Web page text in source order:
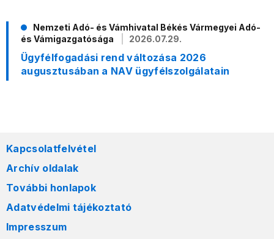
Nemzeti Adó- és Vámhivatal Békés Vármegyei Adó-
és Vámigazgatósága
2026.07.29.
Ügyfélfogadási rend változása 2026
augusztusában a NAV ügyfélszolgálatain
Kapcsolatfelvétel
Archív oldalak
További honlapok
Adatvédelmi tájékoztató
Impresszum